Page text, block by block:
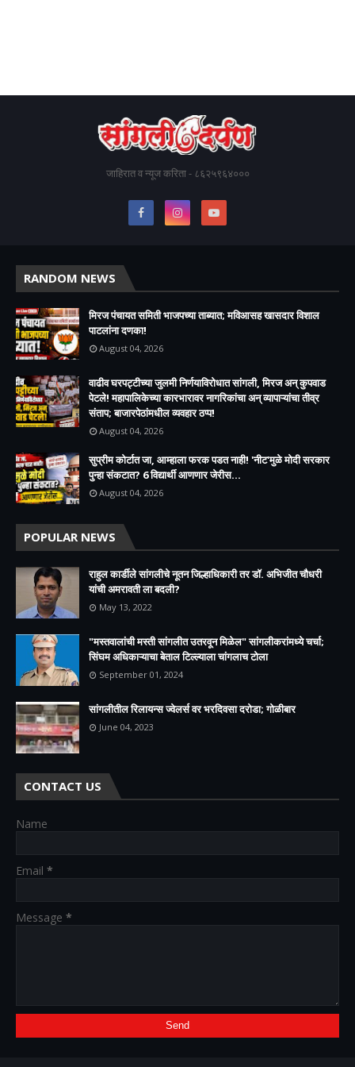
जाहिरात व न्यूज करिता - ८६२५९६४०००
RANDOM NEWS
मिरज पंचायत समिती भाजपच्या ताब्यात; मविआसह खासदार विशाल
पाटलांना दणका!
August 04, 2026
वाढीव घरपट्टीच्या जुलमी निर्णयाविरोधात सांगली, मिरज अन् कुपवाड
पेटले! महापालिकेच्या कारभारावर नागरिकांचा अन् व्यापाऱ्यांचा तीव्र
संताप; बाजारपेठांमधील व्यवहार ठप्प!​
August 04, 2026
सुप्रीम कोर्टात जा, आम्हाला फरक पडत नाही! 'नीट'मुळे मोदी सरकार
पुन्हा संकटात? 6 विद्यार्थी आणणार जेरीस...
August 04, 2026
POPULAR NEWS
राहुल कार्डीले सांगलीचे नूतन जिल्हाधिकारी तर डॉ. अभिजीत चौधरी
यांची अमरावती ला बदली?
May 13, 2022
"मस्तवालांची मस्ती सांगलीत उतरवून मिळेल" सांगलीकरांमध्ये चर्चा;
सिंघम अधिकाऱ्याचा बेताल टिल्ल्याला चांगलाच टोला
September 01, 2024
सांगलीतील रिलायन्स ज्वेलर्स वर भरदिवसा दरोडा; गोळीबार
June 04, 2023
CONTACT US
Name
Email *
Message *